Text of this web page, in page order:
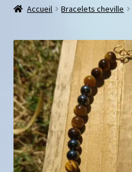
Galets pouce anti-stress
Pendentifs sifflet et fioles
Mini géodes
Bougies lithothérapie
Accueil Bracelets cheville